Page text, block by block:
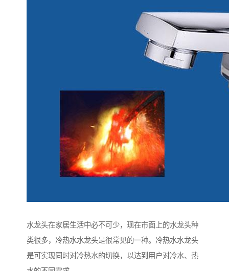
水龙头在家居生活中必不可少，现在市面上的水龙头种
类很多，冷热水水龙头是很常见的一种。冷热水水龙头
是可实现同时对冷热水的切换，以达到用户对冷水、热